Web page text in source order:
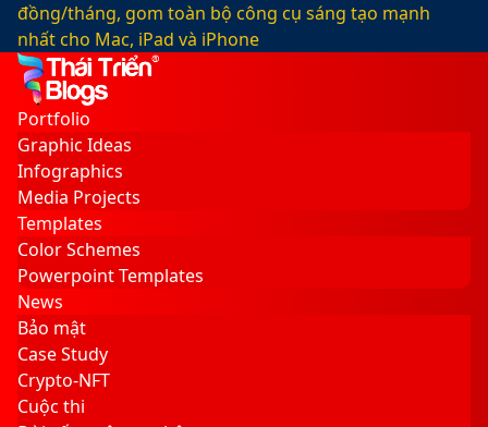
đồng/tháng, gom toàn bộ công cụ sáng tạo mạnh
nhất cho Mac, iPad và iPhone
Facebook
X
LinkedIn
YouTube
Google
Play
Sidebar
Switch
skin
Portfolio
Graphic Ideas
Infographics
Media Projects
Templates
Color Schemes
Powerpoint Templates
News
Bảo mật
Case Study
Crypto-NFT
Cuộc thi